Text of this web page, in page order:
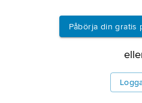
Påbörja din gratis